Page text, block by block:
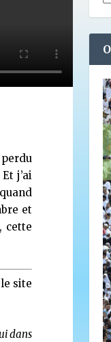
perdu
j’ai
et
cette
site
dans